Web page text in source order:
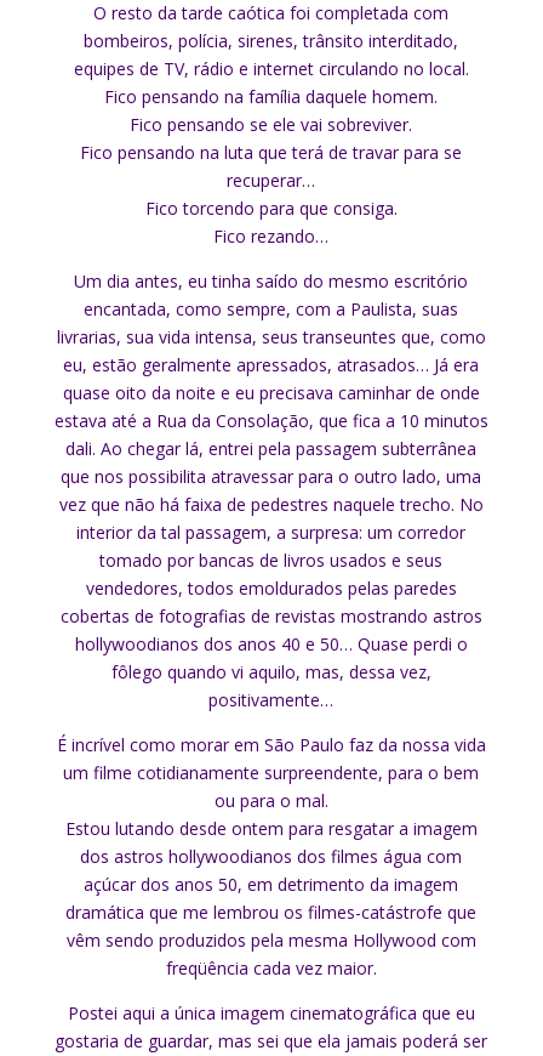
O resto da tarde caótica foi completada com
bombeiros, polícia, sirenes, trânsito interditado,
equipes de TV, rádio e internet circulando no local.
Fico pensando na família daquele homem.
Fico pensando se ele vai sobreviver.
Fico pensando na luta que terá de travar para se
recuperar…
Fico torcendo para que consiga.
Fico rezando…
Um dia antes, eu tinha saído do mesmo escritório
encantada, como sempre, com a Paulista, suas
livrarias, sua vida intensa, seus transeuntes que, como
eu, estão geralmente apressados, atrasados… Já era
quase oito da noite e eu precisava caminhar de onde
estava até a Rua da Consolação, que fica a 10 minutos
dali. Ao chegar lá, entrei pela passagem subterrânea
que nos possibilita atravessar para o outro lado, uma
vez que não há faixa de pedestres naquele trecho. No
interior da tal passagem, a surpresa: um corredor
tomado por bancas de livros usados e seus
vendedores, todos emoldurados pelas paredes
cobertas de fotografias de revistas mostrando astros
hollywoodianos dos anos 40 e 50… Quase perdi o
fôlego quando vi aquilo, mas, dessa vez,
positivamente…
É incrível como morar em São Paulo faz da nossa vida
um filme cotidianamente surpreendente, para o bem
ou para o mal.
Estou lutando desde ontem para resgatar a imagem
dos astros hollywoodianos dos filmes água com
açúcar dos anos 50, em detrimento da imagem
dramática que me lembrou os filmes-catástrofe que
vêm sendo produzidos pela mesma Hollywood com
freqüência cada vez maior.
Postei aqui a única imagem cinematográfica que eu
gostaria de guardar, mas sei que ela jamais poderá ser